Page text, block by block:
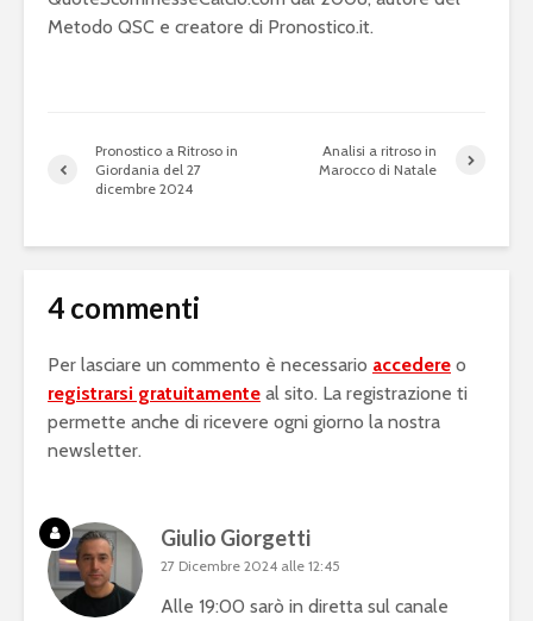
Metodo QSC e creatore di Pronostico.it.
Pronostico a Ritroso in
Giordania del 27
dicembre 2024
Analisi a ritroso in
Marocco di Natale
4 commenti
Per lasciare un commento è necessario accedere o
registrarsi gratuitamente al sito. La registrazione ti
permette anche di ricevere ogni giorno la nostra
newsletter.
Giulio Giorgetti
27 Dicembre 2024 alle 12:45
Alle 19:00 sarò in diretta sul canale